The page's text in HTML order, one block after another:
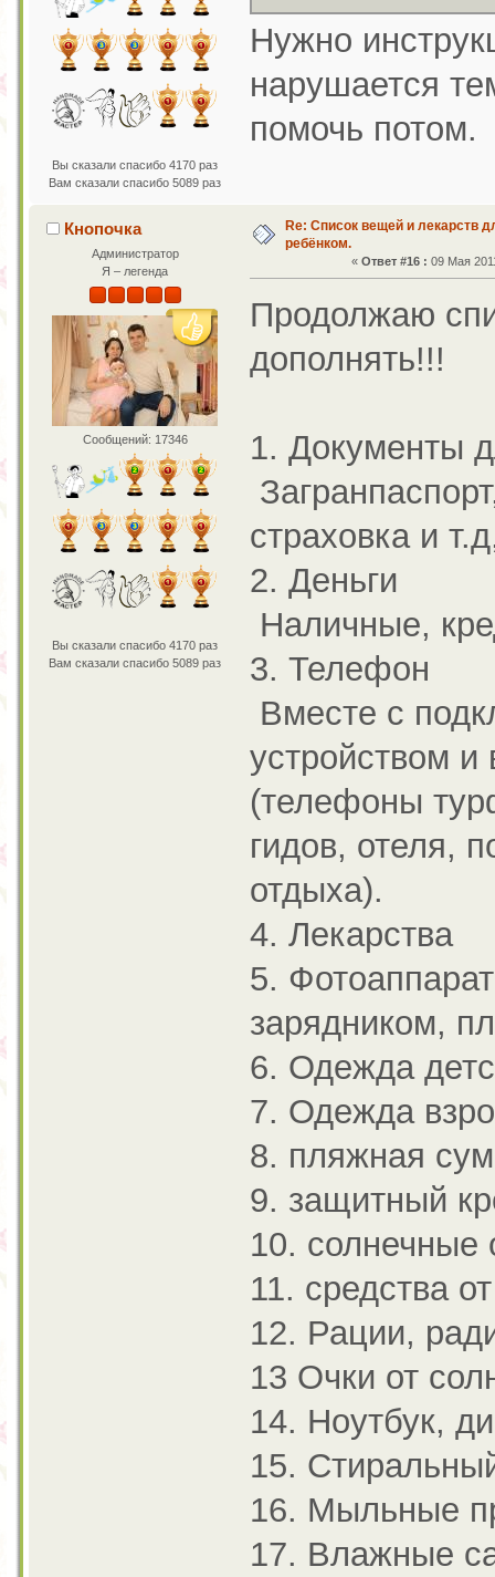
Вы сказали спасибо 4170 раз
Вам сказали спасибо 5089 раз
Нужно
нарушается
помочь потом.
Кнопочка
Администратор
Я – легенда
Сообщений: 17346
Вы сказали спасибо 4170 раз
Вам сказали спасибо 5089 раз
Re: Список вещей и лекарств
ребёнком.
« Ответ #16 : 09 Мая
Продолжаю
дополнять!!!
1. Документы
страховка и
2. Деньги
Наличные,
3. Телефон
Вместе с
устройством
(телефоны
гидов, отеля,
отдыха).
4. Лекарства
5.
зарядником,
6. Одежда
7. Одежда
8. пляжная
9. защитный
10. солнечные
11. средства
12. Рации,
13 Очки от
14. Ноутбук,
15.
16. Мыльные
17. Влажные